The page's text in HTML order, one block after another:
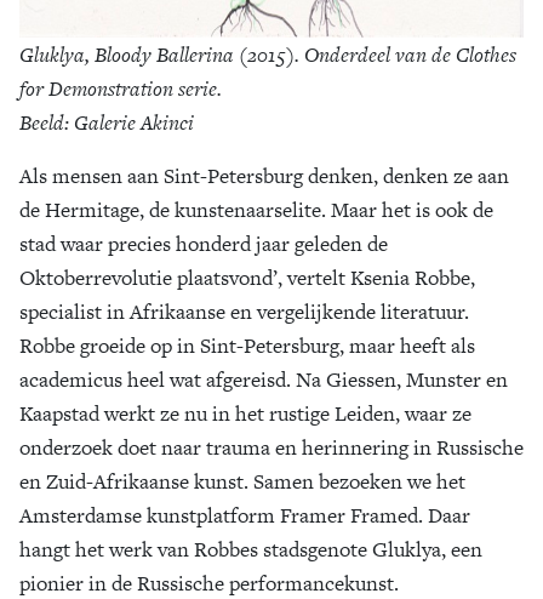
Gluklya, Bloody Ballerina (2015). Onderdeel van de Clothes
for Demonstration serie.
Beeld: Galerie Akinci
Als mensen aan Sint-Petersburg denken, denken ze aan
de Hermitage, de kunstenaarselite. Maar het is ook de
stad waar precies honderd jaar geleden de
Oktoberrevolutie plaatsvond’, vertelt Ksenia Robbe,
specialist in Afrikaanse en vergelijkende literatuur.
Robbe groeide op in Sint-Petersburg, maar heeft als
academicus heel wat afgereisd. Na Giessen, Munster en
Kaapstad werkt ze nu in het rustige Leiden, waar ze
onderzoek doet naar trauma en herinnering in Russische
en Zuid-Afrikaanse kunst. Samen bezoeken we het
Amsterdamse kunstplatform Framer Framed. Daar
hangt het werk van Robbes stadsgenote Gluklya, een
pionier in de Russische performancekunst.